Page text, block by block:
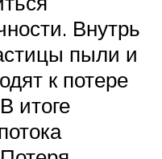
Внутрь
пыли и
к потере
итоге